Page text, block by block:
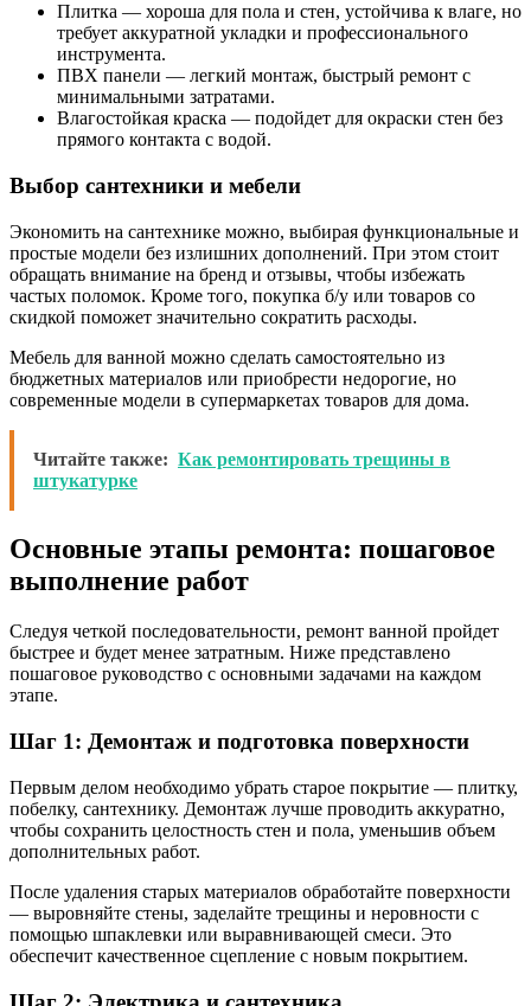
Плитка — хороша для пола и стен, устойчива к влаге, но
требует аккуратной укладки и профессионального
инструмента.
ПВХ панели — легкий монтаж, быстрый ремонт с
минимальными затратами.
Влагостойкая краска — подойдет для окраски стен без
прямого контакта с водой.
Выбор сантехники и мебели
Экономить на сантехнике можно, выбирая функциональные и
простые модели без излишних дополнений. При этом стоит
обращать внимание на бренд и отзывы, чтобы избежать
частых поломок. Кроме того, покупка б/у или товаров со
скидкой поможет значительно сократить расходы.
Мебель для ванной можно сделать самостоятельно из
бюджетных материалов или приобрести недорогие, но
современные модели в супермаркетах товаров для дома.
Читайте также: Как ремонтировать трещины в
штукатурке
Основные этапы ремонта: пошаговое
выполнение работ
Следуя четкой последовательности, ремонт ванной пройдет
быстрее и будет менее затратным. Ниже представлено
пошаговое руководство с основными задачами на каждом
этапе.
Шаг 1: Демонтаж и подготовка поверхности
Первым делом необходимо убрать старое покрытие — плитку,
побелку, сантехнику. Демонтаж лучше проводить аккуратно,
чтобы сохранить целостность стен и пола, уменьшив объем
дополнительных работ.
После удаления старых материалов обработайте поверхности
— выровняйте стены, заделайте трещины и неровности с
помощью шпаклевки или выравнивающей смеси. Это
обеспечит качественное сцепление с новым покрытием.